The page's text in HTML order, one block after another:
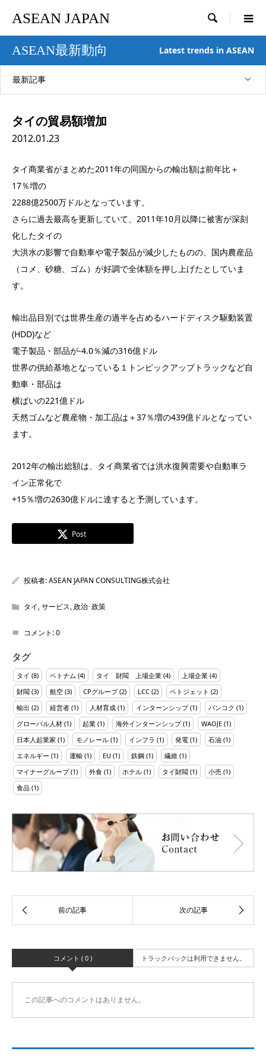
ASEAN JAPAN 
ASEAN最新動向 Latest trends in ASEAN
最新記事
タイの貿易額増加
2012.01.23
タイ商業省がまとめた2011年の同国からの輸出額は前年比＋
17％増の
2288億2500万ドルとなっています。
さらに過去最高を更新していて、2011年10月以降に被害が深刻
化したタイの
大洪水の影響で自動車や電子製品が減少したものの、国内農産品
（コメ、砂糖、ゴム）が好調で全体額を押し上げたとしていま
す。
輸出品目別では世界生産の過半を占めるハードディスク駆動装置
(HDD)など
電子製品・部品が-4.0％減の316億ドル
世界の供給基地となっている１トンピックアップトラックなど自
動車・部品は
横ばいの221億ドル
天然ゴムなど農産物・加工品は＋37％増の439億ドルとなってい
ます。
2012年の輸出総額は、タイ商業省では洪水復興需要や自動車ラ
イン正常化で
+15％増の2630億ドルに達すると予測しています。
Post
投稿者:ASEAN JAPAN CONSULTING株式会社
タイ,サービス,政治･政策
コメント:0
タグ
タイ (8) ベトナム (4) タイ 財閥 上場企業 (4) 上場企業 (4)
財閥 (3) 航空 (3) CPグループ(2) LCC (2) ベトジェット (2)
輸出 (2) 経営者 (1) 人材育成 (1) インターンシップ(1) バンコク (1)
グローバル人材 (1) 起業 (1) 海外インターンシップ(1) WAOJE (1)
日本人起業家 (1) モノレール (1) インフラ (1) 発電 (1) 石油 (1)
エネルギー (1) 運輸 (1) EU (1) 鉄鋼 (1) 繊維 (1)
マイナーグループ(1) 外食 (1) ホテル (1) タイ財閥 (1) 小売 (1)
食品 (1)
コメント ( 0 ) トラックバックは利用できません。
この記事へのコメントはありません。